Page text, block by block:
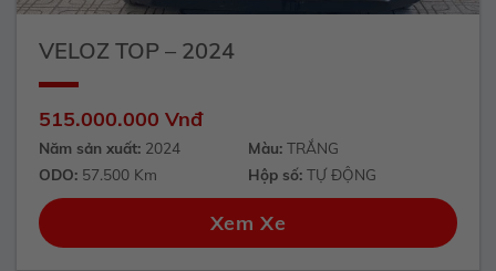
VELOZ TOP – 2024
515.000.000 Vnđ
Năm sản xuất:2024 Màu: TRẮNG
ODO:57.500 Km Hộp số: TỰ ĐỘNG
Xem Xe